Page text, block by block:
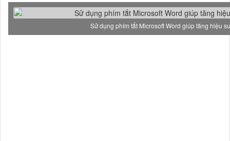
Sử dụng phím tắt Microsoft Word giúp tăng hiệu